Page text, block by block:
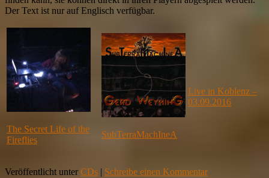
Der Text ist nur auf Englisch verfügbar.
The Secret Life of the
Fireflies
SubTerraMachIneA
Live in Koblenz –
03.09.2016
Veröffentlicht unter CDs | Schreibe einen Kommentar